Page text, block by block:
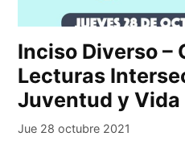
Inciso Diverso –
Lecturas
Juventud y Vida
Jue 28 octubre 2021